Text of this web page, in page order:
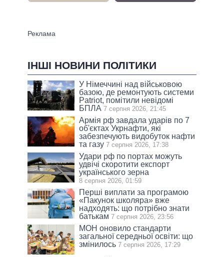
ІНШІ НОВИНИ ПОЛІТИКИ
У Німеччині над військовою
базою, де ремонтують системи
Patriot, помітили невідомі
БПЛА 7 серпня 2026, 21:45
Армія рф завдала ударів по 7
об'єктах Укрнафти, які
забезпечують видобуток нафти
та газу 7 серпня 2026, 17:38
Удари рф по портах можуть
удвічі скоротити експорт
українського зерна
8 серпня 2026, 01:59
Перші виплати за програмою
«Пакунок школяра» вже
надходять: що потрібно знати
батькам 7 серпня 2026, 23:56
МОН оновило стандарти
загальної середньої освіти: що
змінилось 7 серпня 2026, 17:29